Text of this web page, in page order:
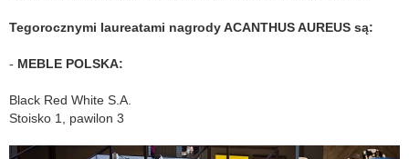
Tegorocznymi laureatami nagrody ACANTHUS AUREUS są:
- MEBLE POLSKA:
Black Red White S.A.
Stoisko 1, pawilon 3